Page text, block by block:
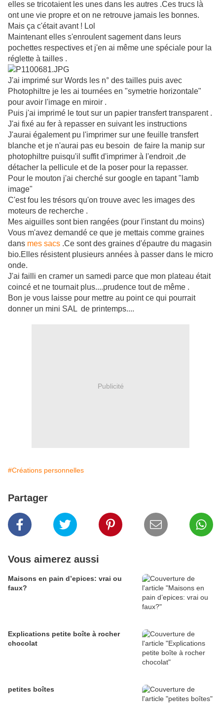
elles se tricotaient les unes dans les autres .Ces trucs là
ont une vie propre et on ne retrouve jamais les bonnes.
Mais ça c'était avant ! Lol
Maintenant elles s'enroulent sagement dans leurs
pochettes respectives et j'en ai même une spéciale pour la
réglette à tailles .
J'ai imprimé sur Words les n° des tailles puis avec
Photophiltre je les ai tournées en "symetrie horizontale"
pour avoir l'image en miroir .
Puis j'ai imprimé le tout sur un papier transfert transparent .
J'ai fixé au fer à repasser en suivant les instructions
J'aurai également pu l'imprimer sur une feuille transfert
blanche et je n'aurai pas eu besoin de faire la manip sur
photophiltre puisqu'il suffit d'imprimer à l'endroit ,de
détacher la pellicule et de la poser pour la repasser.
Pour le mouton j'ai cherché sur google en tapant "lamb
image"
C'est fou les trésors qu'on trouve avec les images des
moteurs de recherche .
Mes aiguilles sont bien rangées (pour l'instant du moins)
Vous m'avez demandé ce que je mettais comme graines
dans mes sacs .Ce sont des graines d'épautre du magasin
bio.Elles résistent plusieurs années à passer dans le micro
onde.
J'ai failli en cramer un samedi parce que mon plateau était
coincé et ne tournait plus....prudence tout de même .
Bon je vous laisse pour mettre au point ce qui pourrait
donner un mini SAL de printemps....
Publicité
#Créations personnelles
Partager
Vous aimerez aussi
Maisons en pain d’epices: vrai ou
faux?
Explications petite boîte à rocher
chocolat
petites boîtes